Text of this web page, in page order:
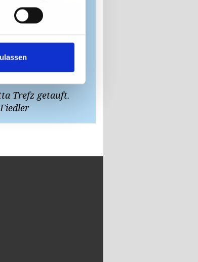
Trefz getauft.